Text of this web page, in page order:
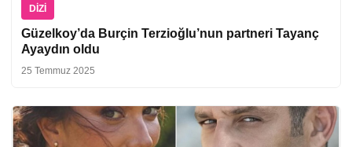
DIZI
Güzelkoy’da Burçin Terzioğlu’nun partneri Tayanç
Ayaydın oldu
25 Temmuz 2025